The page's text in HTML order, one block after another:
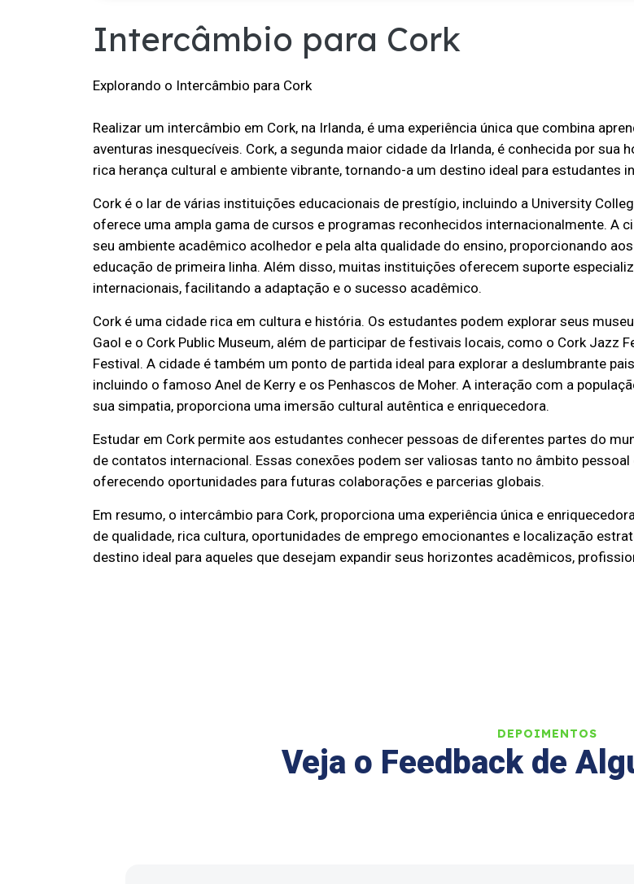
Intercâmbio para Cork
Explorando o Intercâmbio para Cork
Realizar um intercâmbio em Cork, na Irlanda, é uma experiência única que combina
aventuras inesquecíveis. Cork, a segunda maior cidade da Irlanda, é conhecida por sua
rica herança cultural e ambiente vibrante, tornando-a um destino ideal para estudantes
Cork é o lar de várias instituições educacionais de prestígio, incluindo a University
oferece uma ampla gama de cursos e programas reconhecidos internacionalmente. A
seu ambiente acadêmico acolhedor e pela alta qualidade do ensino, proporcionando
educação de primeira linha. Além disso, muitas instituições oferecem suporte
internacionais, facilitando a adaptação e o sucesso acadêmico.
Cork é uma cidade rica em cultura e história. Os estudantes podem explorar seus
Gaol e o Cork Public Museum, além de participar de festivais locais, como o Cork Jazz
Festival. A cidade é também um ponto de partida ideal para explorar a deslumbrante
incluindo o famoso Anel de Kerry e os Penhascos de Moher. A interação com a
sua simpatia, proporciona uma imersão cultural autêntica e enriquecedora.
Estudar em Cork permite aos estudantes conhecer pessoas de diferentes partes do
de contatos internacional. Essas conexões podem ser valiosas tanto no âmbito
oferecendo oportunidades para futuras colaborações e parcerias globais.
Em resumo, o intercâmbio para Cork, proporciona uma experiência única e
de qualidade, rica cultura, oportunidades de emprego emocionantes e localização
destino ideal para aqueles que desejam expandir seus horizontes acadêmicos,
DEPOIMENTOS
Veja o Feedback de